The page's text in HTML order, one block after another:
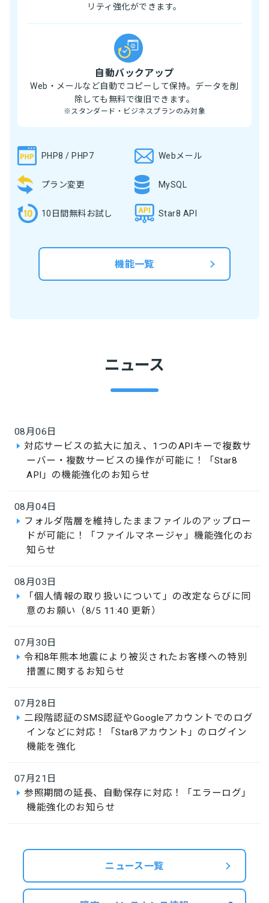
リティ強化ができます。
自動バックアップ
Web・メールなど自動でコピーして保持。データを削
除しても無料で復旧できます。
※スタンダード・ビジネスプランのみ対象
PHP8 / PHP7 Webメール
プラン変更 MySQL
10日間無料お試し Star8 API
機能一覧
ニュース
08月06日
対応サービスの拡大に加え、1つのAPIキーで複数サ
ーバー・複数サービスの操作が可能に！「Star8
API」の機能強化のお知らせ
08月04日
フォルダ階層を維持したままファイルのアップロー
ドが可能に！「ファイルマネージャ」機能強化のお
知らせ
08月03日
「個人情報の取り扱いについて」の改定ならびに同
意のお願い（8/5 11:40 更新）
07月30日
令和8年熊本地震により被災されたお客様への特別
措置に関するお知らせ
07月28日
二段階認証のSMS認証やGoogleアカウントでのログ
インなどに対応！「Star8アカウント」のログイン
機能を強化
07月21日
参照期間の延長、自動保存に対応！「エラーログ」
機能強化のお知らせ
ニュース一覧